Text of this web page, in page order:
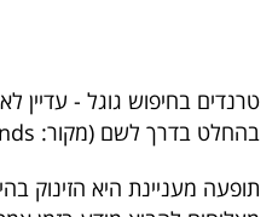
טרנדים בחיפוש גוגל - עדיין
בהחלט בדרך לשם (מקור: google trends)
תופעה מעניינת היא הזינוק